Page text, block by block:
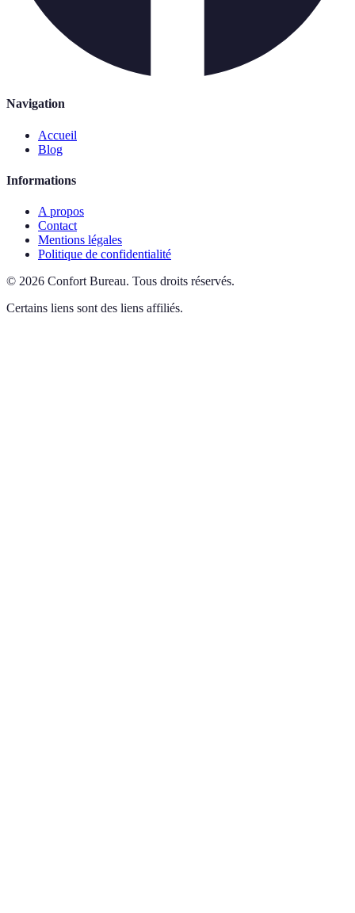
Navigation
Accueil
Blog
Informations
A propos
Contact
Mentions légales
Politique de confidentialité
© 2026 Confort Bureau. Tous droits réservés.
Certains liens sont des liens affiliés.